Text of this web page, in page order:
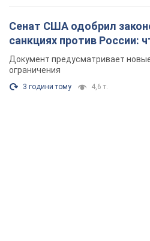
Сенат США одобрил
санкциях против России:
Документ предусматривает
ограничения
3 години тому 4,6 т.